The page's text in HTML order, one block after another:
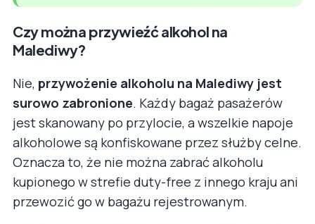
Czy można przywieźć alkohol na
Malediwy?
Nie, przywożenie alkoholu na Malediwy jest
surowo zabronione. Każdy bagaż pasażerów
jest skanowany po przylocie, a wszelkie napoje
alkoholowe są konfiskowane przez służby celne.
Oznacza to, że nie można zabrać alkoholu
kupionego w strefie duty-free z innego kraju ani
przewozić go w bagażu rejestrowanym.